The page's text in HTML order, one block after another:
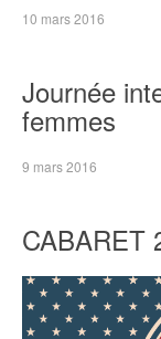
10 mars 2016
Journée
femmes
9 mars 2016
CABARET